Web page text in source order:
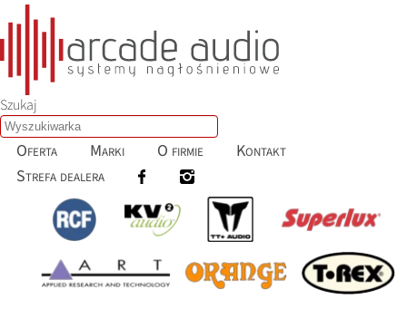
Szukaj
Oferta Marki O firmie
Kontakt
Strefa dealera